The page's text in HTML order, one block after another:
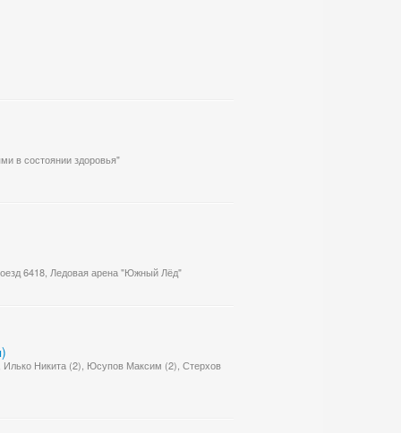
в состоянии здоровья"
6418, Ледовая арена "Южный Лёд"
Никита (2), Юсупов Максим (2), Стерхов